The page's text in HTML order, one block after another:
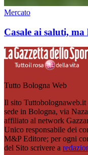
Mercato
Casale ai saluti,
Tutto Bologna Web
Il sito
sede in Bologna, via
affiliato al network
Unico responsabile dei
M&P Editore; per ogni
del Sito scrivere a